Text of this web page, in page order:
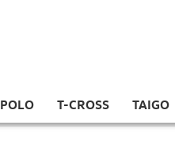
POLO T-CROSS TAIGO